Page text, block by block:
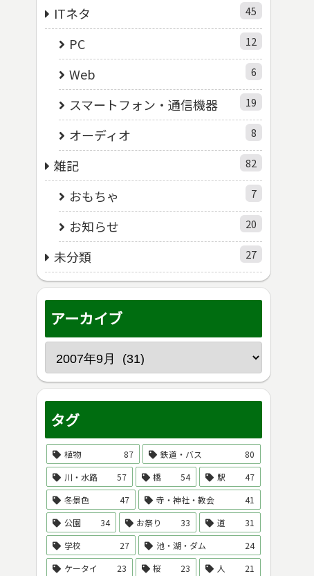
ITネタ 45
PC 12
Web 6
スマートフォン・通信機器 19
オーディオ 8
雑記 82
おもちゃ 7
お知らせ 20
未分類 27
アーカイブ
タグ
植物 87 鉄道・バス
80
川・水路
57 橋 54 駅
47
冬景色
47 寺・神社・教会
41
公園
34 お祭り 33 道
31
学校
27 池・湖・ダム
24
ケータイ
23 桜 23 人
21